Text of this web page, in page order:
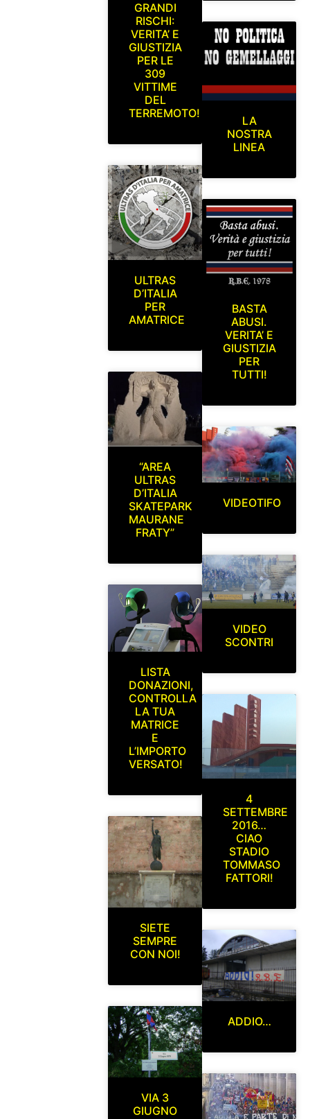
GRANDI
RISCHI:
VERITA’ E
GIUSTIZIA
PER LE
309
VITTIME
DEL
TERREMOTO!
ULTRAS
D’ITALIA
PER
AMATRICE
“AREA
ULTRAS
D’ITALIA
SKATEPARK
MAURANE
FRATY”
LISTA
DONAZIONI,
CONTROLLA
LA TUA
MATRICE
E
L’IMPORTO
VERSATO!
SIETE
SEMPRE
CON NOI!
VIA 3
GIUGNO
LA
NOSTRA
LINEA
BASTA
ABUSI.
VERITA’ E
GIUSTIZIA
PER
TUTTI!
VIDEOTIFO
VIDEO
SCONTRI
4
SETTEMBRE
2016…
CIAO
STADIO
TOMMASO
FATTORI!
ADDIO…